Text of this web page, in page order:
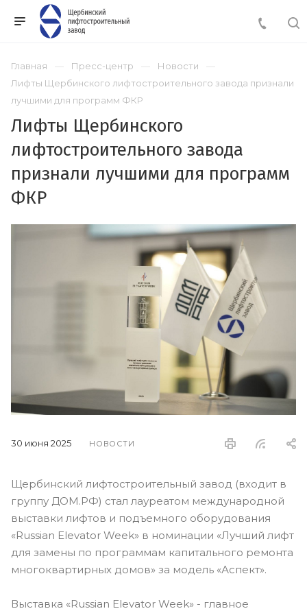
Главная Пресс-центр
Новости
Лифты Щербинского лифтостроительного завода признали
лучшими для программ ФКР
Лифты Щербинского
лифтостроительного завода
признали лучшими для программ
ФКР
30 июня 2025 НОВОСТИ
Щербинский лифтостроительный завод (входит в
группу ДОМ.PФ) стал лауреатом международной
выставки лифтов и подъемного оборудования
«Russian Elevator Week» в номинации «Лучший лифт
для замены по программам капитального ремонта
многоквартирных домов» за модель «Аспект».
Выставка «Russian Elevator Week» - главное